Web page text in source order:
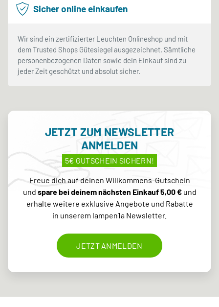
Sicher online einkaufen
Wir sind ein zertifizierter Leuchten Onlineshop und mit
dem Trusted Shops Gütesiegel ausgezeichnet. Sämtliche
personenbezogenen Daten sowie dein Einkauf sind zu
jeder Zeit geschützt und absolut sicher.
JETZT ZUM NEWSLETTER
ANMELDEN
5€ GUTSCHEIN SICHERN!
Freue dich auf deinen Willkommens-Gutschein
und spare bei deinem nächsten Einkauf 5,00 €und
erhalte weitere exklusive Angebote und Rabatte
in unserem lampen1a Newsletter.
JETZT ANMELDEN